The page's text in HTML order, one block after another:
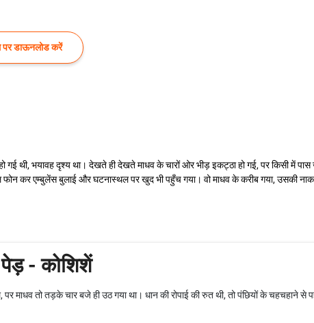
पर डाऊनलोड करें
थी, भयावह दृश्य था। देखते ही देखते माधव के चारों ओर भीड़ इकट्ठा हो गई, पर किसी में
कर एम्बुलेंस बुलाई और घटनास्थल पर खुद भी पहुँच गया। वो माधव के करीब गया, उसकी
पेड़ - कोशिशें
माधव तो तड़के चार बजे ही उठ गया था। धान की रोपाई की रुत थी, तो पंछियों के चहचहाने से